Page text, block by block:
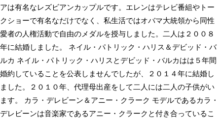
アは有名なレズビアンカップルです。エレンはテレビ番組やトー
クショーで有名なだけでなく、私生活ではオバマ大統領から同性
愛者の人権活動で自由のメダルを授与しました。二人は２００８
年に結婚しました。 ネイル・パトリック・ハリス＆デビッド・バ
ルカ ネイル・パトリック・ハリスとデビッド・バルカはは５年間
婚約していることを公表しませんでしたが、２０１４年に結婚し
ました。２０１０年、代理母出産をして二人には二人の子供がい
ます。 カラ・デレビーン＆アニー・クラーク モデルであるカラ・
デレビーンは音楽家であるアニー・クラークと付き合っているこ